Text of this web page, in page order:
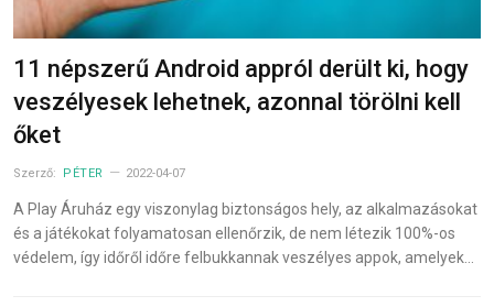
11 népszerű Android appról derült ki, hogy
veszélyesek lehetnek, azonnal törölni kell
őket
Szerző: PÉTER 2022-04-07
A Play Áruház egy viszonylag biztonságos hely, az alkalmazásokat
és a játékokat folyamatosan ellenőrzik, de nem létezik 100%-os
védelem, így időről időre felbukkannak veszélyes appok, amelyek…